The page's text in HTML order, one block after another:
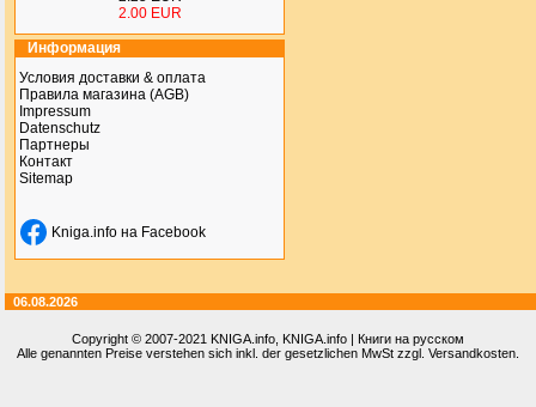
2.00 EUR
Информация
Условия доставки & оплата
Правила магазина (AGB)
Impressum
Datenschutz
Партнеры
Контакт
Sitemap
Kniga.info на Facebook
06.08.2026
Copyright © 2007-2021 KNIGA.info , KNIGA.info | Книги на русском
Alle genannten Preise verstehen sich inkl. der gesetzlichen MwSt zzgl. Versandkosten.